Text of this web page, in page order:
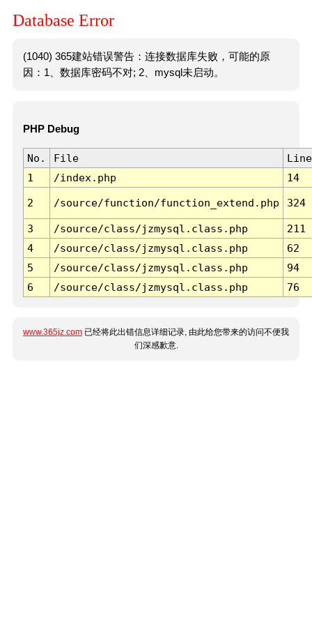
Database Error
(1040) 365建站错误警告：连接数据库失败，可能的原
因：1、数据库密码不对; 2、mysql未启动。
PHP Debug
No. File
Line
1
/index.php 14
2 /source/function/function_extend.php 324
3 /source/class/jzmysql.class.php
211
4
/source/class/jzmysql.class.php
62
5
/source/class/jzmysql.class.php
94
6
/source/class/jzmysql.class.php 76
www.365jz.com 已经将此出错信息详细记录, 由此给您带来的访问不便我
们深感歉意.